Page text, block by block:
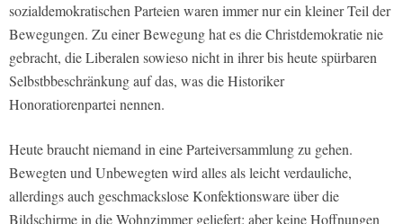
sozialdemokratischen Parteien waren immer nur ein kleiner Teil der
Bewegungen. Zu einer Bewegung hat es die Christdemokratie nie
gebracht, die Liberalen sowieso nicht in ihrer bis heute spürbaren
Selbstbbeschränkung auf das, was die Historiker
Honoratiorenpartei nennen.
Heute braucht niemand in eine Parteiversammlung zu gehen.
Bewegten und Unbewegten wird alles als leicht verdauliche,
allerdings auch geschmackslose Konfektionsware über die
Bildschirme in die Wohnzimmer geliefert: aber keine Hoffnungen